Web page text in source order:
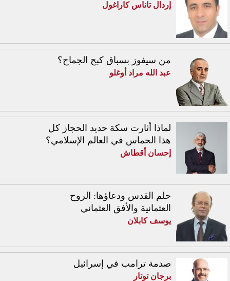
إردال تاناس كاراغول
من سيفوز بسباق كبح الجماح؟
عبد الله مراد أوغلو
لماذا أثارت سكة حديد الحجاز كل
هذا الحماس في العالم الإسلامي؟
إحسان أقطاش
حلم القدس ودعاؤها: الروح
العثمانية والأفق العثماني
يوسف كابلان
صدمة ترامب في إسرائيل
برجان توتار